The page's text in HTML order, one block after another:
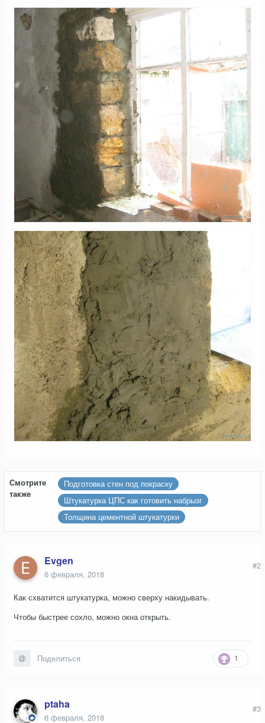
Смотрите
также
Подготовка стен под покраску
Штукатурка ЦПС как готовить набрызг
Толщина цементной штукатурки
Evgen
6 февраля, 2018
#2
Как схватится штукатурка, можно сверху накидывать.
Чтобы быстрее сохло, можно окна открыть.
1
Поделиться
ptaha
6 февраля, 2018
#3